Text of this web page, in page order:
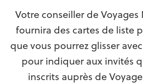
Votre conseiller de
fournira des cartes de liste
que vous pourrez glisser
pour indiquer aux invités
inscrits auprès de